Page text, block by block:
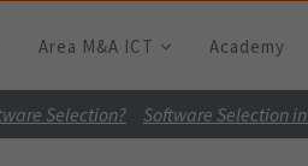
Area M&A ICT Academy
Selection? Software Selection